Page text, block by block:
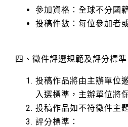
參加資格：全球不分國
投稿件數：每位參加者
四、徵件評選規範及評分標準
投稿作品將由主辦單位
入選標準，主辦單位將
投稿作品如不符徵件主
評分標準：